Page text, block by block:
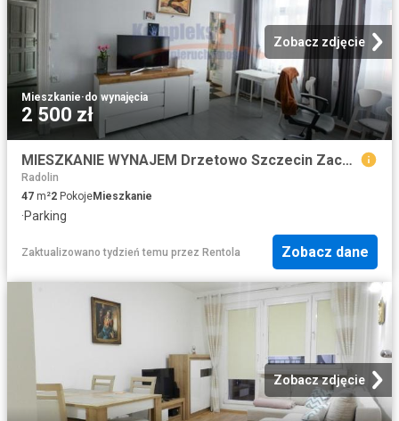
Zobacz zdjęcie
Mieszkanie·do wynajęcia
2 500 zł
MIESZKANIE WYNAJEM Drzetowo Szczecin Zachodniopomorskie
Radolin
47 m²2 PokojeMieszkanie
·Parking
Zaktualizowano tydzień temu przez Rentola Zobacz dane
Zobacz zdjęcie